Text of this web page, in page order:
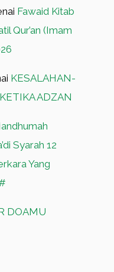
Fawaid Kitab
Qur’an (Imam
KESALAHAN-
ADZAN
Syarah 12
Yang
DOAMU